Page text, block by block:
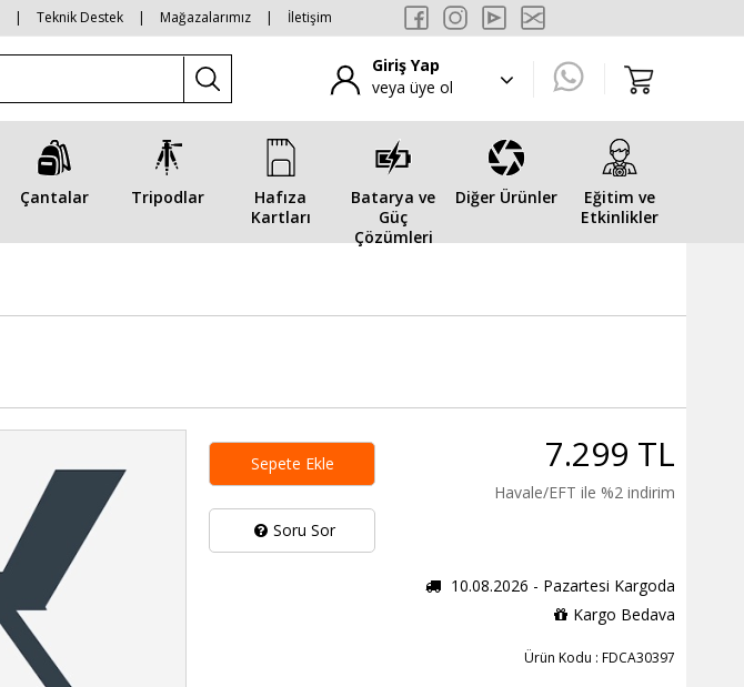
| Teknik Destek | Mağazalarımız | İletişim
Giriş Yap
veya üye ol
Çantalar Tripodlar
Hafıza
Kartları
Batarya ve
Güç
Çözümleri
Diğer Ürünler
Eğitim ve
Etkinlikler
Sepete Ekle
Soru Sor
7.299 TL
Havale/EFT ile %2 indirim
10.08.2026 - Pazartesi Kargoda
Kargo Bedava
Ürün Kodu : FDCA30397